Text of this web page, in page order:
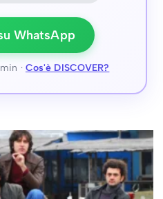
WhatsApp
· Cos'è DISCOVER?